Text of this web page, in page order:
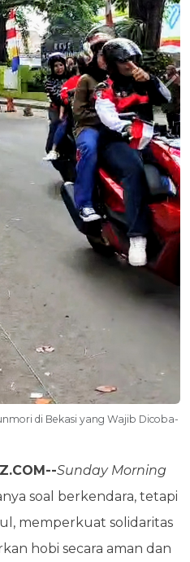
di Bekasi yang Wajib Dicoba-
Sunday Morning
soal berkendara, tetapi
memperkuat solidaritas
hobi secara aman dan